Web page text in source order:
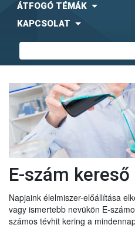
ÁTFOGÓ TÉMÁK
KAPCSOLAT
E-szám kereső
Napjaink élelmiszer-előállítása
vagy ismertebb nevükön E-
számos tévhit kering a